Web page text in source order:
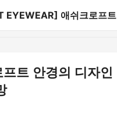
EYEWEAR] 애쉬크로프트
프트 안경의 디자인